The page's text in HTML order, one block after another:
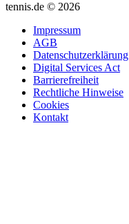
tennis.de © 2026
Impressum
AGB
Datenschutzerklärung
Digital Services Act
Barrierefreiheit
Rechtliche Hinweise
Cookies
Kontakt